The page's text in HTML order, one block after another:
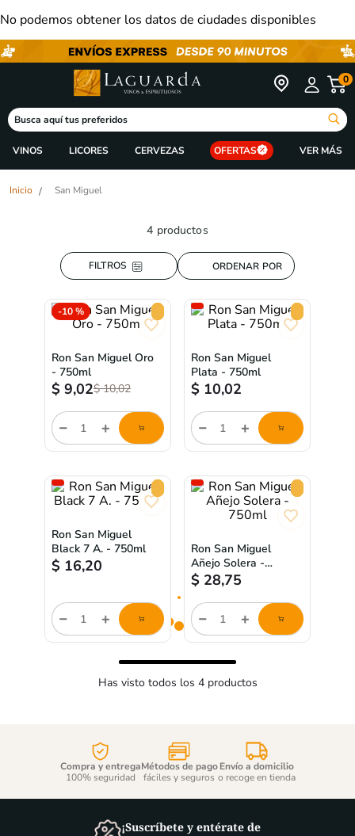
No podemos obtener los datos de ciudades disponibles
0
Busca aquí tus preferidos
VINOS LICORES CERVEZAS OFERTAS
San Miguel
4 productos
ORDENAR POR
-10 %
Ron San Miguel Oro
- 750ml
$10,02
$ 9,02
store/product-
list.quantityStepper.label
Ron San Miguel
Plata - 750ml
$ 10,02
store/product-
list.quantityStepper.label
Ron San Miguel
Black 7 A. - 750ml
$ 16,20
store/product-
list.quantityStepper.label
Ron San Miguel
Añejo Solera -
750ml
$ 28,75
store/product-
list.quantityStepper.label
Has visto todos los 4productos
Compra y entrega
100% seguridad
Métodos de pago
fáciles y seguros
Envío a domicilio
o recoge en tienda
¡Suscríbete y entérate de